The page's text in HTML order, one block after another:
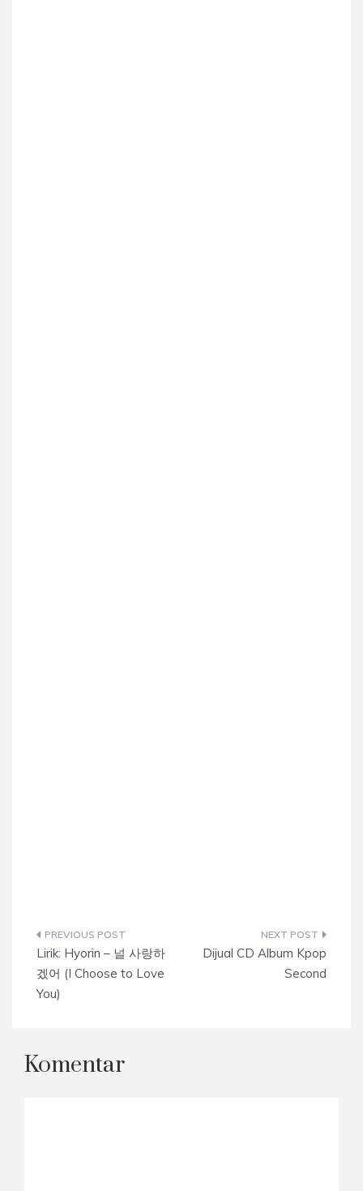
Navigasi
pos
Lirik: Hyorin – 널 사랑하
겠어 (I Choose to Love
You)
Dijual CD Album Kpop
Second
Komentar